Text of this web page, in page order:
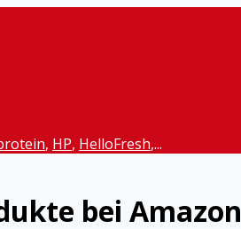
, HP, HelloFresh,...
bei Amazon